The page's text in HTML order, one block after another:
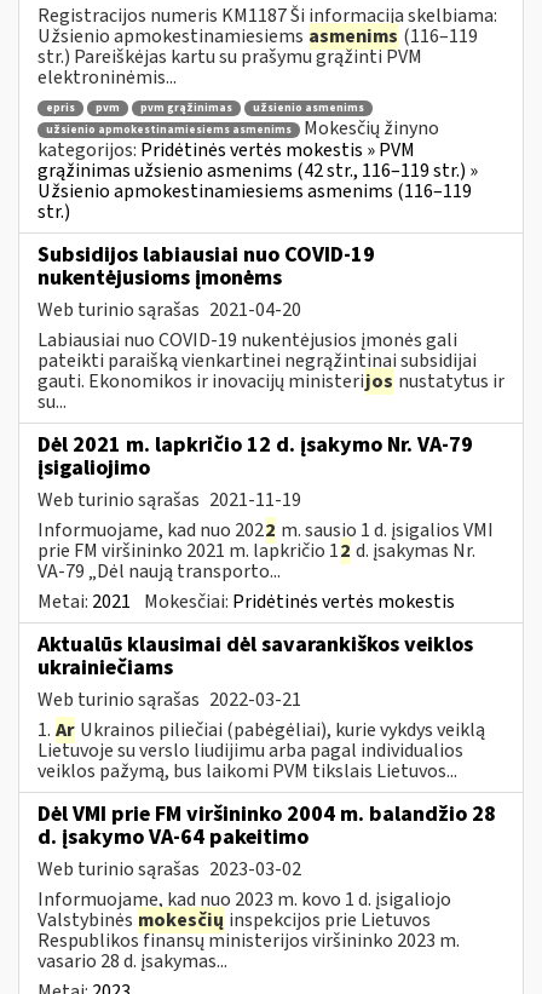
Registracijos numeris KM1187 Ši informacija skelbiama:
Užsienio apmokestinamiesiems asmenims (116–119
str.) Pareiškėjas kartu su prašymu grąžinti PVM
elektroninėmis...
epris pvm pvm grąžinimas
užsienio asmenims
užsienio apmokestinamiesiems asmenims
Mokesčių žinyno
kategorijos: Pridėtinės vertės mokestis » PVM
grąžinimas užsienio asmenims (42 str., 116–119 str.) »
Užsienio apmokestinamiesiems asmenims (116–119
str.)
Subsidijos labiausiai nuo COVID-19
nukentėjusioms įmonėms
Web turinio sąrašas 2021-04-20
Labiausiai nuo COVID-19 nukentėjusios įmonės gali
pateikti paraišką vienkartinei negrąžintinai subsidijai
gauti. Ekonomikos ir inovacijų ministerijos nustatytus ir
su...
Dėl 2021 m. lapkričio 12 d. įsakymo Nr. VA-79
įsigaliojimo
Web turinio sąrašas 2021-11-19
Informuojame, kad nuo 2022 m. sausio 1 d. įsigalios VMI
prie FM viršininko 2021 m. lapkričio 12 d. įsakymas Nr.
VA-79 „Dėl naują transporto...
Metai: 2021 Mokesčiai: Pridėtinės vertės mokestis
Aktualūs klausimai dėl savarankiškos veiklos
ukrainiečiams
Web turinio sąrašas 2022-03-21
1. Ar Ukrainos piliečiai (pabėgėliai), kurie vykdys veiklą
Lietuvoje su verslo liudijimu arba pagal individualios
veiklos pažymą, bus laikomi PVM tikslais Lietuvos...
Dėl VMI prie FM viršininko 2004 m. balandžio 28
d. įsakymo VA-64 pakeitimo
Web turinio sąrašas 2023-03-02
Informuojame, kad nuo 2023 m. kovo 1 d. įsigaliojo
Valstybinės mokesčių inspekcijos prie Lietuvos
Respublikos finansų ministerijos viršininko 2023 m.
vasario 28 d. įsakymas...